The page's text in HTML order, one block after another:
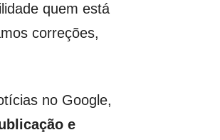
quem está
correções,
no Google,
e